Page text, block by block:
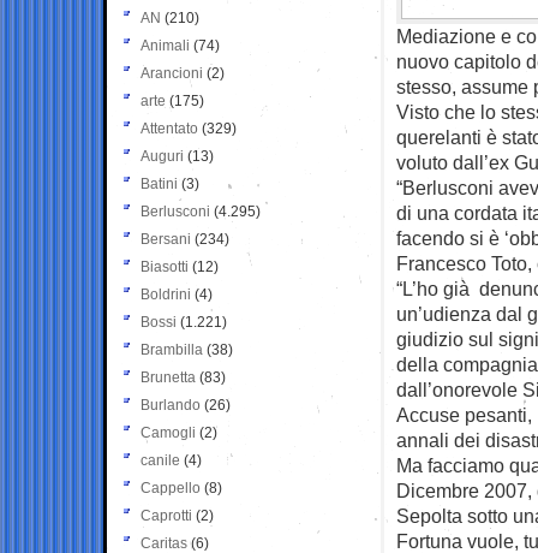
Mediazione e
nuovo capitolo
stesso, assume
Visto che lo
querelanti è
voluto dall’ex
“Berlusconi
di una cordata
facendo si è
Francesco
“L’ho già
un’udienza dal
giudizio sul
della
dall’onorevole
Accuse pesanti,
annali dei
Ma facciamo
Dicembre
Sepolta sotto
Fortuna vuole,
AN (210)
Animali (74)
Arancioni (2)
arte (175)
Attentato (329)
Auguri (13)
Batini (3)
Berlusconi (4.295)
Bersani (234)
Biasotti (12)
Boldrini (4)
Bossi (1.221)
Brambilla (38)
Brunetta (83)
Burlando (26)
Camogli (2)
canile (4)
Cappello (8)
Caprotti (2)
Caritas (6)